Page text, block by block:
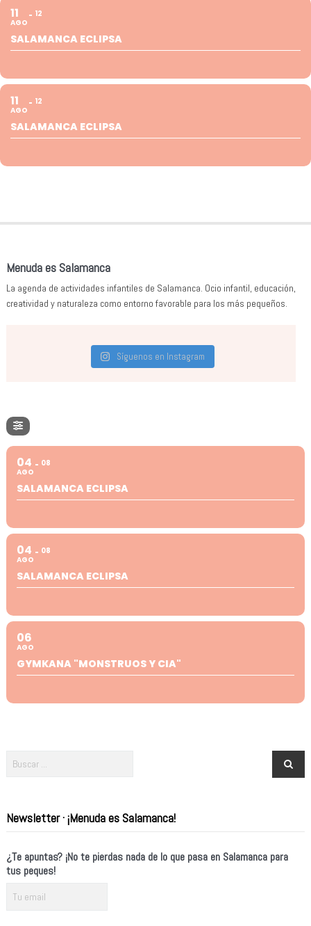
11
AGO
12
SALAMANCA ECLIPSA
11
AGO
12
SALAMANCA ECLIPSA
Menuda es Salamanca
La agenda de actividades infantiles de Salamanca. Ocio infantil, educación,
creatividad y naturaleza como entorno favorable para los más pequeños.
Síguenos en Instagram
04
AGO
08
SALAMANCA ECLIPSA
04
AGO
08
SALAMANCA ECLIPSA
06
AGO
GYMKANA "MONSTRUOS Y CIA"
Newsletter · ¡Menuda es Salamanca!
¿Te apuntas? ¡No te pierdas nada de lo que pasa en Salamanca para
tus peques!